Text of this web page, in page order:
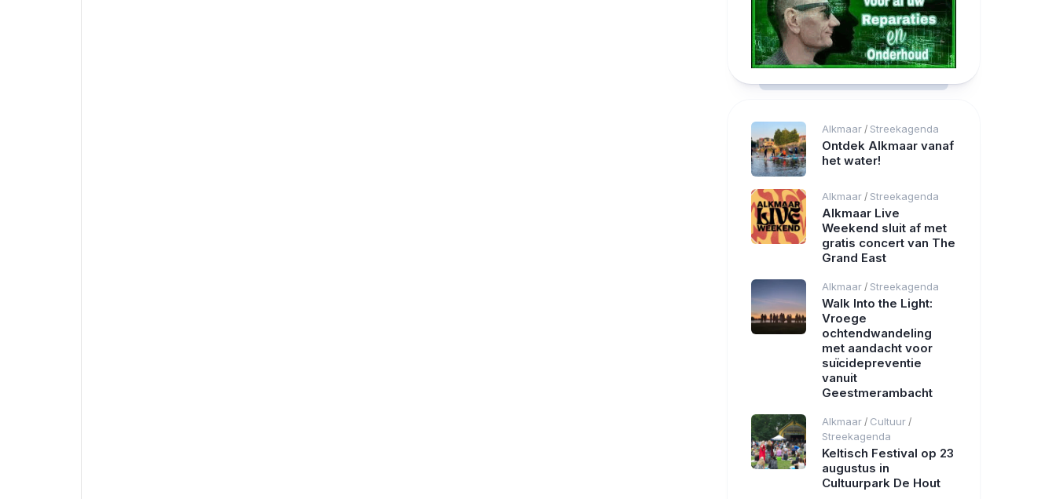
Alkmaar / Streekagenda
Ontdek Alkmaar vanaf
het water!
Alkmaar / Streekagenda
Alkmaar Live
Weekend sluit af met
gratis concert van The
Grand East
Alkmaar / Streekagenda
Walk Into the Light:
Vroege
ochtendwandeling
met aandacht voor
suïcidepreventie
vanuit
Geestmerambacht
Alkmaar / Cultuur /
Streekagenda
Keltisch Festival op 23
augustus in
Cultuurpark De Hout